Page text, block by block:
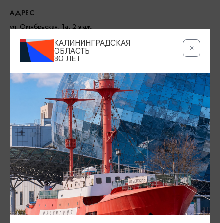
АДРЕС
ул. Октябрьская, 1а, 2 этаж,
СКИДКА
РЕЖИМ РАБОТЫ
Вс-Чт: 11:00-17:00; Пт 11:00-14:00; Сб - выходной
КОНТАКТЫ
+7 (921) 008-25-00
САЙТ
Официальный сайтТелеграм
ПРЕДЛОЖИТЬ ИНФОРМАЦИЮ
КАЛИНИНГРАДСКАЯ
ОБЛАСТЬ
80 ЛЕТ